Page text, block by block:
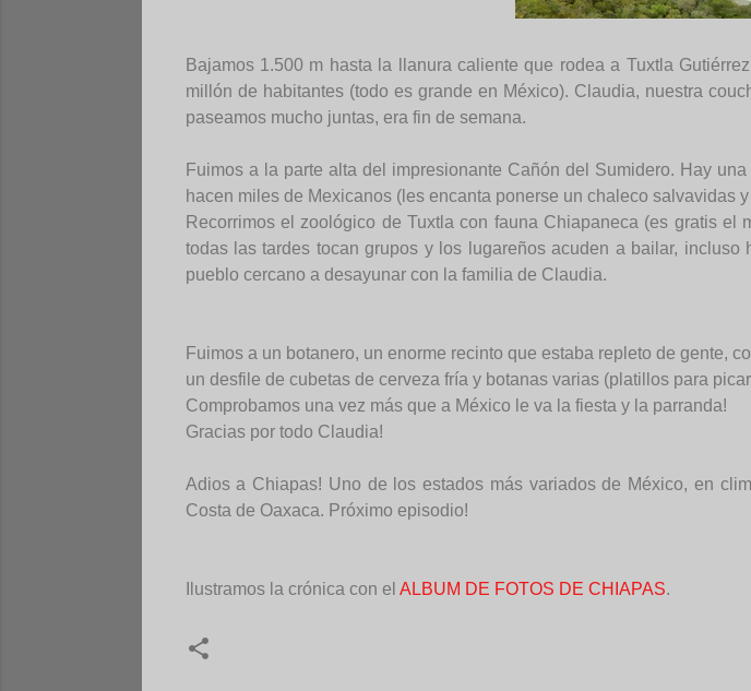
Bajamos 1.500 m hasta la llanura caliente que rodea a Tuxtla
millón de habitantes (todo es grande en México). Claudia, nuestra
paseamos mucho juntas, era fin de semana.
Fuimos a la parte alta del impresionante Cañón del Sumidero. Hay
hacen miles de Mexicanos (les encanta ponerse un chaleco salvavidas
Recorrimos el zoológico de Tuxtla con fauna Chiapaneca (es gratis
todas las tardes tocan grupos y los lugareños acuden a bailar,
pueblo cercano a desayunar con la familia de Claudia.
Fuimos a un botanero, un enorme recinto que estaba repleto de gente,
un desfile de cubetas de cerveza fría y botanas varias (platillos para
Comprobamos una vez más que a México le va la fiesta y la parranda!
Gracias por todo Claudia!
Adios a Chiapas! Uno de los estados más variados de México, en
Costa de Oaxaca. Próximo episodio!
Ilustramos la crónica con el ALBUM DE FOTOS DE CHIAPAS.